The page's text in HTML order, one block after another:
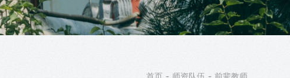
- -